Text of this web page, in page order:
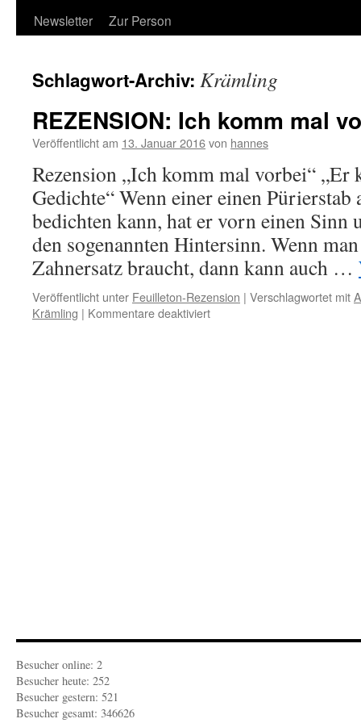
Newsletter
Zur Person
Schlagwort-Archiv: Krämling
REZENSION: Ich komm mal
Veröffentlicht am 13. Januar 2016von hannes
Rezension „Ich komm mal vorbei“
Gedichte“ Wenn einer einen Pürierstab
bedichten kann, hat er vorn einen Sinn
den sogenannten Hintersinn. Wenn
Zahnersatz braucht, dann kann auch …
Veröffentlicht unter Feuilleton-Rezension | Verschlagwortet mit
Krämling | Kommentare deaktiviertfür
Besucher online: 2
Besucher heute: 252
Besucher gestern: 521
Besucher gesamt: 346626